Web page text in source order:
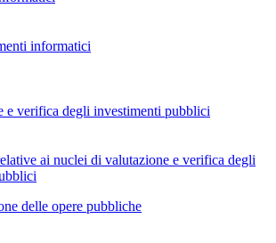
informatici
e verifica degli investimenti pubblici
ai nuclei di valutazione e verifica degli
delle opere pubbliche